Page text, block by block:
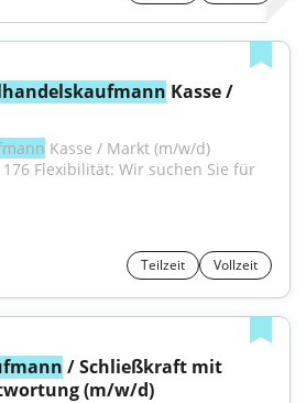
Kasse /
Kasse / Markt (m/w/d)
Flexibilität: Wir suchen Sie für
Teilzeit Vollzeit
/ Schließkraft mit
(m/w/d)